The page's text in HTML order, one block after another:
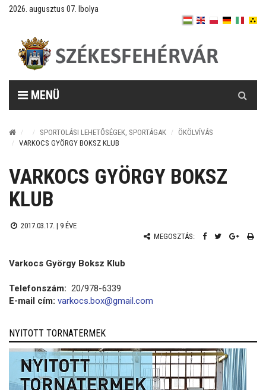
2026. augusztus 07. Ibolya
MENÜ
SPORTOLÁSI LEHETŐSÉGEK, SPORTÁGAK
ÖKÖLVÍVÁS
VARKOCS GYÖRGY BOKSZ KLUB
VARKOCS GYÖRGY BOKSZ
KLUB
2017.03.17. | 9 ÉVE
MEGOSZTÁS:
Varkocs György Boksz Klub
Telefonszám: 20/978-6339
E-mail cím: varkocs.box@gmail.com
NYITOTT TORNATERMEK